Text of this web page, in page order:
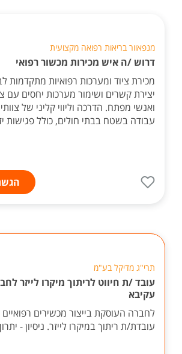
מנפאוור בריאות רפואה מקצועית
דרוש /ה איש מכירות מכשור רפואי
מכירת ציוד ומערכות רפואיות מתקדמות
יצירת קשרים ושימור מערכות יחסים עם
ואנשי מפתח. הדרכה וליווי קליני של
עבודה בשטח בבתי חולים, כולל פגישות
תרי"ג מדיקל בע"מ
עובד /ת חיווט לריתוך מיקרו לייזר
עקיבא
לחברה העוסקת בייצור מכשירים
עובדת/ת ריתוך במיקרו לייזר. ניסיון -